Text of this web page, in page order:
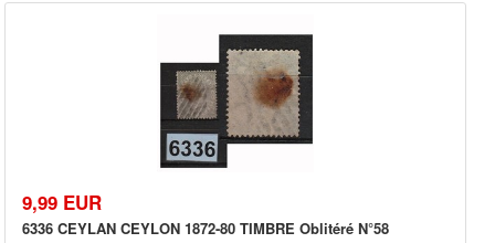
9,99 EUR
6336 CEYLAN CEYLON 1872-80 TIMBRE Oblitéré N°58